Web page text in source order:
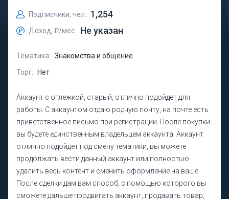
Подписчики, чел. 1,254
Доход, ₽/мес. Не указан
Тематика: Знакомства и общение
Торг:
Нет
Аккаунт с отлежкой, старый, отлично подойдет для
работы. С аккаунтом отдаю родную почту, на почте есть
приветственное письмо при регистрации. После покупки
вы будете единственным владельцем аккаунта. Аккаунт
отлично подойдет под смену тематики, вы можете
продолжать вести данный аккаунт или полностью
удалить весь контент и сменить оформление на ваше.
После сделки дам вам способ, с помощью которого вы
сможете дальше продвигать аккаунт, продавать товар,